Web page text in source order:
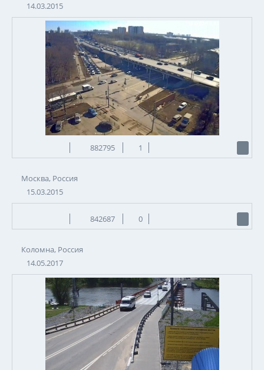
14.03.2015
882795 1
Москва, Россия
15.03.2015
842687 0
Коломна, Россия
14.05.2017